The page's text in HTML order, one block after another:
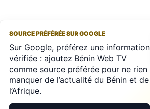
SOURCE PRÉFÉRÉE SUR GOOGLE
Sur Google, préférez une information
vérifiée : ajoutez Bénin Web TV
comme source préférée pour ne rien
manquer de l’actualité du Bénin et de
l’Afrique.